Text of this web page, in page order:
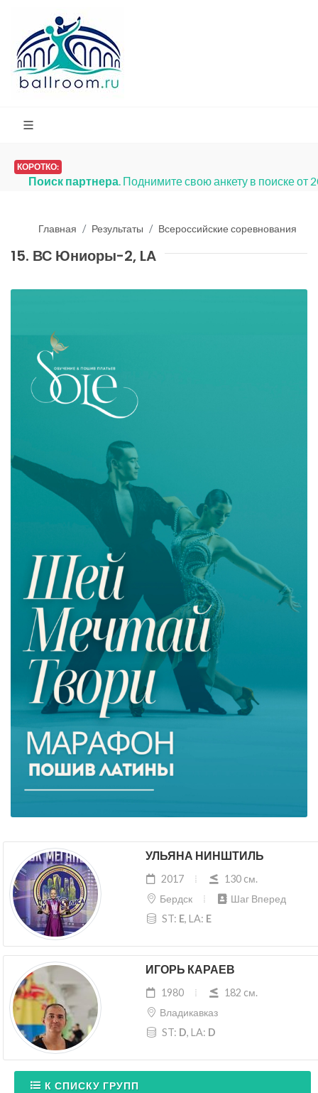
КОРОТКО:
Платья на продажу. Мы запустили
Главная Результаты Всероссийские соревнования
15. ВС Юниоры-2, LA
УЛЬЯНА НИНШТИЛЬ
2017
130 cм.
Бердск
Шаг Вперед
ST: E, LA: E
ИГОРЬ КАРАЕВ
1980
182 cм.
Владикавказ
ST: D, LA: D
К СПИСКУ ГРУПП